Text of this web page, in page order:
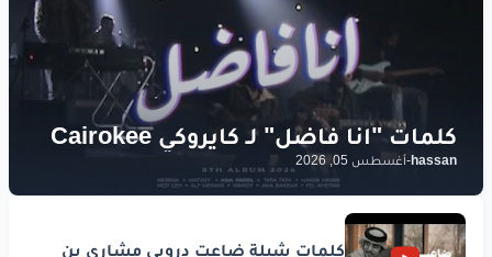
hassan
-أغسطس 05, 2026